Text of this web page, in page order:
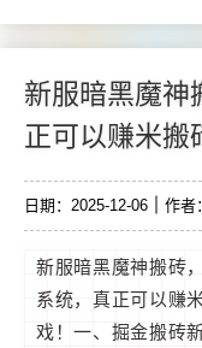
交流中心公会，每
会可免费领取材料
告得渔票，可换宝
收出售比例1:1。...
新服暗黑魔神
正可以赚米搬
日期：2025-12-06 作者
新服暗黑魔神搬砖
系统，真正可以赚
戏！一、掘金搬砖